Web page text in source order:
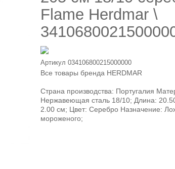
Flame Herdmar \
Артикул 034106800215000000
Все товары бренда HERDMAR
Страна производства: Португалия
Нержавеющая сталь 18/10; Длина:
2.00 см; Цвет: Серебро Назначение:
мороженого;